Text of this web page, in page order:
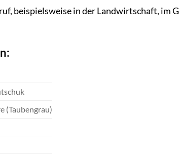
beispielsweise in der Landwirtschaft, im
(Taubengrau)